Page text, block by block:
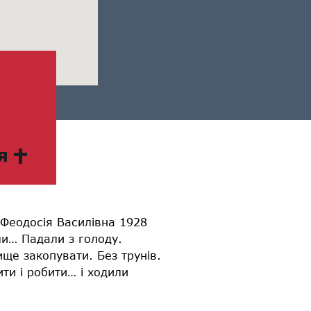
Василівна 1928
Падали з голоду.
закопувати. Без трунів.
і робити… і ходили